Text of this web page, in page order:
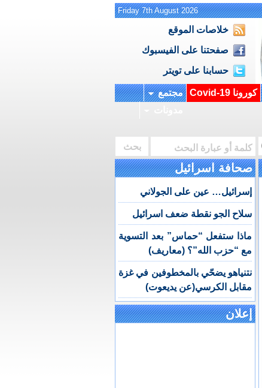
Friday 7th August 2026
خلاصات الموقع
صفحتنا على الفيسبوك
حسابنا على تويتر
كورونا Covid-19
مجتمع
صحافة اسرائيل
إسرائيل… عين على الجولاني
سلاح الجو نقطة ضعف اسرائيل
ماذا ستفعل “حماس” بعد التسوية
مع “حزب الله”؟ (معاريف)
نتنياهو يضحّي بالمخطوفين في غزة
مقابل الكرسي(عن يديعوت)
إعلان